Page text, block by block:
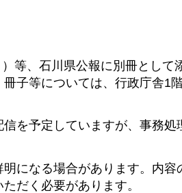
等、石川県公報に別冊として
子等については、行政庁舎1
を予定していますが、事務
になる場合があります。内
だく必要があります。